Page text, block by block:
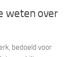
weten over
bedoeld voor